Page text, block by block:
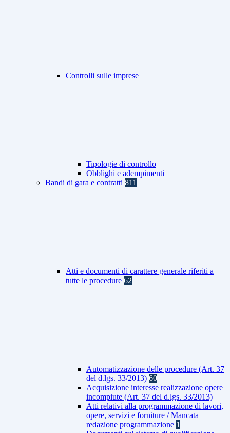
Controlli sulle imprese
Tipologie di controllo
Obblighi e adempimenti
Bandi di gara e contratti 811
Atti e documenti di carattere generale riferiti a
tutte le procedure 62
Automatizzazione delle procedure (Art. 37
del d.lgs. 33/2013) 60
Acquisizione interesse realizzazione opere
incompiute (Art. 37 del d.lgs. 33/2013)
Atti relativi alla programmazione di lavori,
opere, servizi e forniture / Mancata
redazione programmazione 1